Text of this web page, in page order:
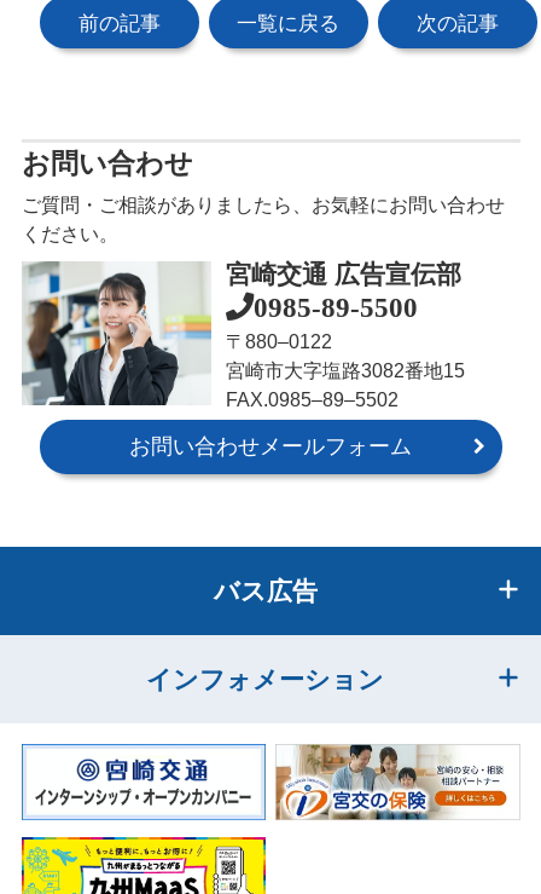
前の記事 一覧に戻る 次の記事
お問い合わせ
ご質問・ご相談がありましたら、お気軽にお問い合わせ
ください。
宮崎交通 広告宣伝部
0985-89-5500
〒880‒0122
宮崎市大字塩路3082番地15
FAX.0985‒89‒5502
お問い合わせメールフォーム
バス広告
インフォメーション